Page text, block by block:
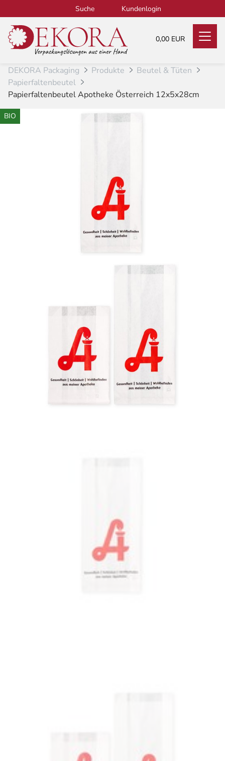
Suche Kundenlogin
0,00 EUR
DEKORA Packaging Produkte
Beutel & Tüten
Papierfaltenbeutel
Papierfaltenbeutel Apotheke Österreich 12x5x28cm
BIO